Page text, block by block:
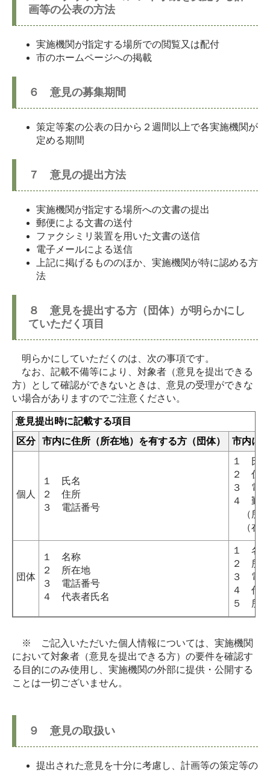
画等の公表の方法
実施機関が指定する場所での閲覧又は配付
市のホームページへの掲載
６ 意見の募集期間
策定等案の公表の日から２週間以上で各実施機関が
定める期間
７ 意見の提出方法
実施機関が指定する場所への文書の提出
郵便による文書の送付
ファクシミリ装置を用いた文書の送信
電子メールによる送信
上記に掲げるもののほか、実施機関が特に認める方
法
８ 意見を提出する方（団体）が明らかにし
ていただく項目
明らかにしていただくのは、次の事項です。
なお、記載不備等により、対象者（意見を提出できる
方）として確認ができないときは、意見の受理ができな
い場合がありますのでご注意ください。
意見提出時に記載する項目
区分
市内に住所（所在地）を有する方（団体） 市内に
個人
１ 氏名
２ 住所
３ 電話番号
１ 氏名
２ 住所
３ 電
４ 勤務
（所有
（在学
団体
１ 名称
２ 所在地
３ 電話番号
４ 代表者氏名
１ 名称
２ 所
３ 電
４ 代
５ 所有
※ ご記入いただいた個人情報については、実施機関
において対象者（意見を提出できる方）の要件を確認す
る目的にのみ使用し、実施機関の外部に提供・公開する
ことは一切ございません。
９ 意見の取扱い
提出された意見を十分に考慮し、計画等の策定等の